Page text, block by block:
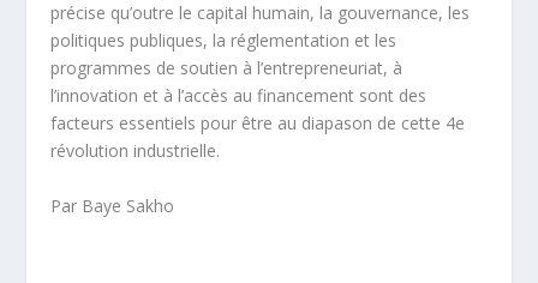
précise qu’outre le capital humain, la gouvernance, les
politiques publiques, la réglementation et les
programmes de soutien à l’entrepreneuriat, à
l’innovation et à l’accès au financement sont des
facteurs essentiels pour être au diapason de cette 4e
révolution industrielle.
Par Baye Sakho